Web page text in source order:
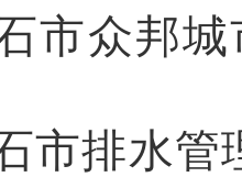
市众邦
市排水